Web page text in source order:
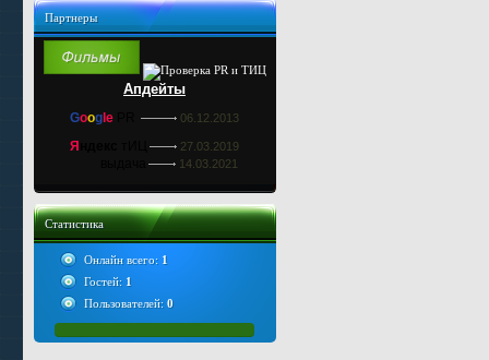
Партнеры
Апдейты
Google 06.12.2013
Я 27.03.2019
14.03.2021
Статистика
Онлайн всего: 1
Гостей: 1
Пользователей: 0